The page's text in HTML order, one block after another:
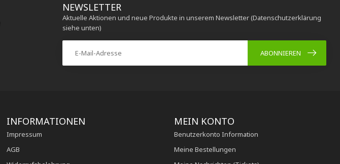
NEWSLETTER
Aktuelle Aktionen und neue Produkte in unserem Newsletter (Datenschutzerklärung
siehe unten)
ABONNIEREN
INFORMATIONEN
Impressum
AGB
MEIN KONTO
Benutzerkonto Information
Meine Bestellungen